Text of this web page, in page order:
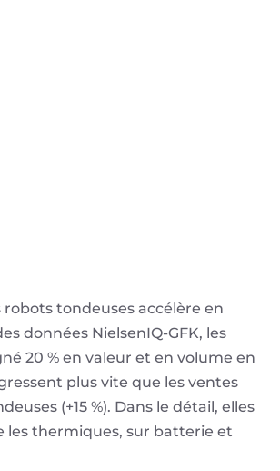
robots tondeuses accélère en
données NielsenIQ-GFK, les
20 % en valeur et en volume en
plus vite que les ventes
(+15 %). Dans le détail, elles
les thermiques, sur batterie et